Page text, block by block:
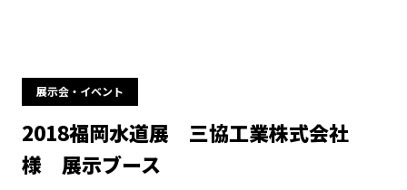
展示会・イベント
2018福岡水道展 三協工業株式会社
様 展示ブース